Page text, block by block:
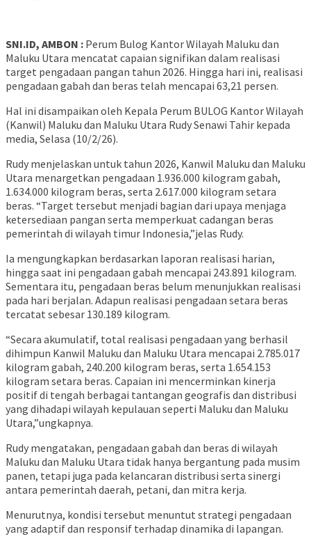
SNI.ID, AMBON : Perum Bulog Kantor Wilayah Maluku dan
Maluku Utara mencatat capaian signifikan dalam realisasi
target pengadaan pangan tahun 2026. Hingga hari ini, realisasi
pengadaan gabah dan beras telah mencapai 63,21 persen.
Hal ini disampaikan oleh Kepala Perum BULOG Kantor Wilayah
(Kanwil) Maluku dan Maluku Utara Rudy Senawi Tahir kepada
media, Selasa (10/2/26).
Rudy menjelaskan untuk tahun 2026, Kanwil Maluku dan Maluku
Utara menargetkan pengadaan 1.936.000 kilogram gabah,
1.634.000 kilogram beras, serta 2.617.000 kilogram setara
beras. “Target tersebut menjadi bagian dari upaya menjaga
ketersediaan pangan serta memperkuat cadangan beras
pemerintah di wilayah timur Indonesia,”jelas Rudy.
Ia mengungkapkan berdasarkan laporan realisasi harian,
hingga saat ini pengadaan gabah mencapai 243.891 kilogram.
Sementara itu, pengadaan beras belum menunjukkan realisasi
pada hari berjalan. Adapun realisasi pengadaan setara beras
tercatat sebesar 130.189 kilogram.
“Secara akumulatif, total realisasi pengadaan yang berhasil
dihimpun Kanwil Maluku dan Maluku Utara mencapai 2.785.017
kilogram gabah, 240.200 kilogram beras, serta 1.654.153
kilogram setara beras. Capaian ini mencerminkan kinerja
positif di tengah berbagai tantangan geografis dan distribusi
yang dihadapi wilayah kepulauan seperti Maluku dan Maluku
Utara,”ungkapnya.
Rudy mengatakan, pengadaan gabah dan beras di wilayah
Maluku dan Maluku Utara tidak hanya bergantung pada musim
panen, tetapi juga pada kelancaran distribusi serta sinergi
antara pemerintah daerah, petani, dan mitra kerja.
Menurutnya, kondisi tersebut menuntut strategi pengadaan
yang adaptif dan responsif terhadap dinamika di lapangan.